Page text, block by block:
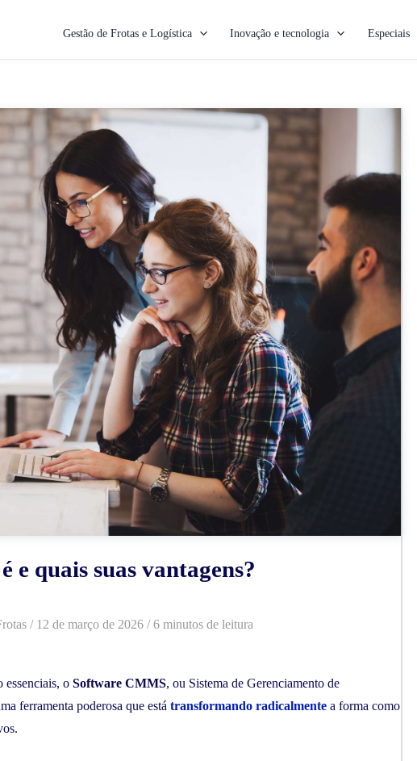
Gestão de Frotas e Logística Inovação e tecnologia Especiais
e quais suas vantagens?
/ 12 de março de 2026 / 6 minutos de leitura
essenciais, o Software CMMS, ou Sistema de Gerenciamento de
ferramenta poderosa que está transformando radicalmente a forma como